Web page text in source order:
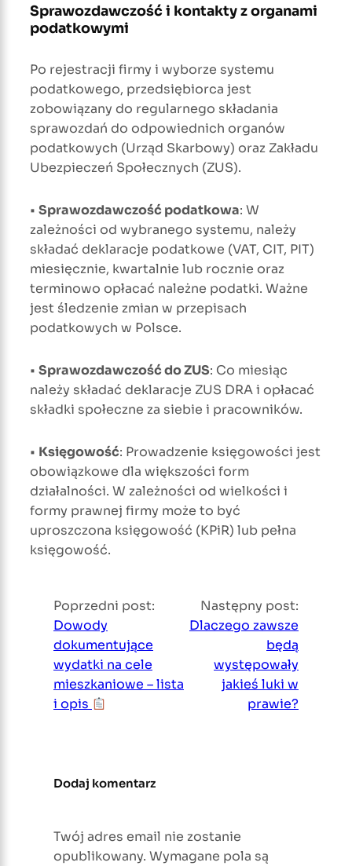
Sprawozdawczość i kontakty z organami
podatkowymi
Po rejestracji firmy i wyborze systemu
podatkowego, przedsiębiorca jest
zobowiązany do regularnego składania
sprawozdań do odpowiednich organów
podatkowych (Urząd Skarbowy) oraz Zakładu
Ubezpieczeń Społecznych (ZUS).
• Sprawozdawczość podatkowa: W
zależności od wybranego systemu, należy
składać deklaracje podatkowe (VAT, CIT, PIT)
miesięcznie, kwartalnie lub rocznie oraz
terminowo opłacać należne podatki. Ważne
jest śledzenie zmian w przepisach
podatkowych w Polsce.
• Sprawozdawczość do ZUS: Co miesiąc
należy składać deklaracje ZUS DRA i opłacać
składki społeczne za siebie i pracowników.
• Księgowość: Prowadzenie księgowości jest
obowiązkowe dla większości form
działalności. W zależności od wielkości i
formy prawnej firmy może to być
uproszczona księgowość (KPiR) lub pełna
księgowość.
Poprzedni post:
Dowody
dokumentujące
wydatki na cele
mieszkaniowe – lista
i opis
Następny post:
Dlaczego zawsze
będą
występowały
jakieś luki w
prawie?
Dodaj komentarz
Twój adres email nie zostanie
opublikowany. Wymagane pola są